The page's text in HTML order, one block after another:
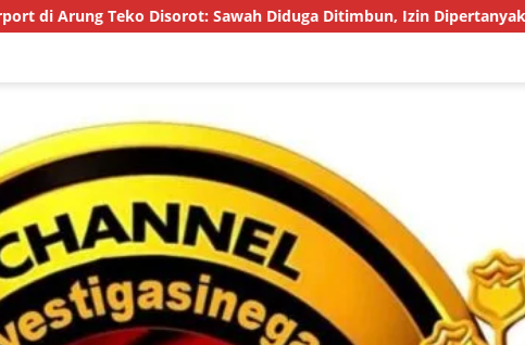
Sawah Diduga Ditimbun, Izin Dipertanyakan, Proyek Jalan